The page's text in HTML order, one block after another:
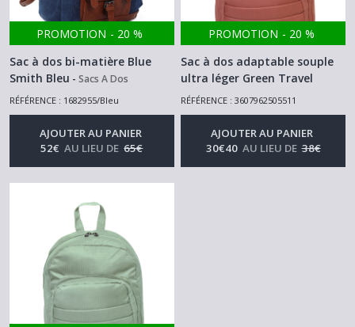
PROMOTION - 20 %
Sac à dos bi-matière Blue
Smith Bleu - Sacs A Dos
RÉFÉRENCE : 1682955/Bleu
AJOUTER AU PANIER
52€ AU LIEU DE 65€
PROMOTION - 20 %
Sac à dos adaptable souple
ultra léger Green Travel
France Bag Brique-Sacs A Dos
RÉFÉRENCE : 3607962505511
AJOUTER AU PANIER
30€40 AU LIEU DE 38€